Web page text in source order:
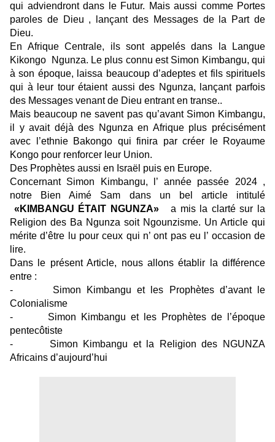
qui adviendront dans le Futur. Mais aussi comme Portes
paroles de Dieu , lançant des Messages de la Part de
Dieu.
En Afrique Centrale, ils sont appelés dans la Langue
Kikongo Ngunza. Le plus connu est Simon Kimbangu, qui
à son époque, laissa beaucoup d’adeptes et fils spirituels
qui à leur tour étaient aussi des Ngunza, lançant parfois
des Messages venant de Dieu entrant en transe..
Mais beaucoup ne savent pas qu’avant Simon Kimbangu,
il y avait déjà des Ngunza en Afrique plus précisément
avec l’ethnie Bakongo qui finira par créer le Royaume
Kongo pour renforcer leur Union.
Des Prophètes aussi en Israël puis en Europe.
Concernant Simon Kimbangu, l’ année passée 2024 ,
notre Bien Aimé Sam dans un bel article intitulé
«KIMBANGU ÉTAIT NGUNZA»a mis la clarté sur la
Religion des Ba Ngunza soit Ngounzisme. Un Article qui
mérite d’être lu pour ceux qui n’ ont pas eu l’ occasion de
lire.
Dans le présent Article, nous allons établir la différence
entre :
- Simon Kimbangu et les Prophètes d’avant le
Colonialisme
- Simon Kimbangu et les Prophètes de l’époque
pentecôtiste
- Simon Kimbangu et la Religion des NGUNZA
Africains d’aujourd’hui